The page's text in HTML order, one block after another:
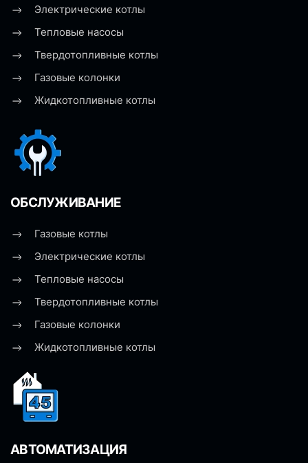
Электрические котлы
Тепловые насосы
Твердотопливные котлы
Газовые колонки
Жидкотопливные котлы
ОБСЛУЖИВАНИЕ
Газовые котлы
Электрические котлы
Тепловые насосы
Твердотопливные котлы
Газовые колонки
Жидкотопливные котлы
АВТОМАТИЗАЦИЯ